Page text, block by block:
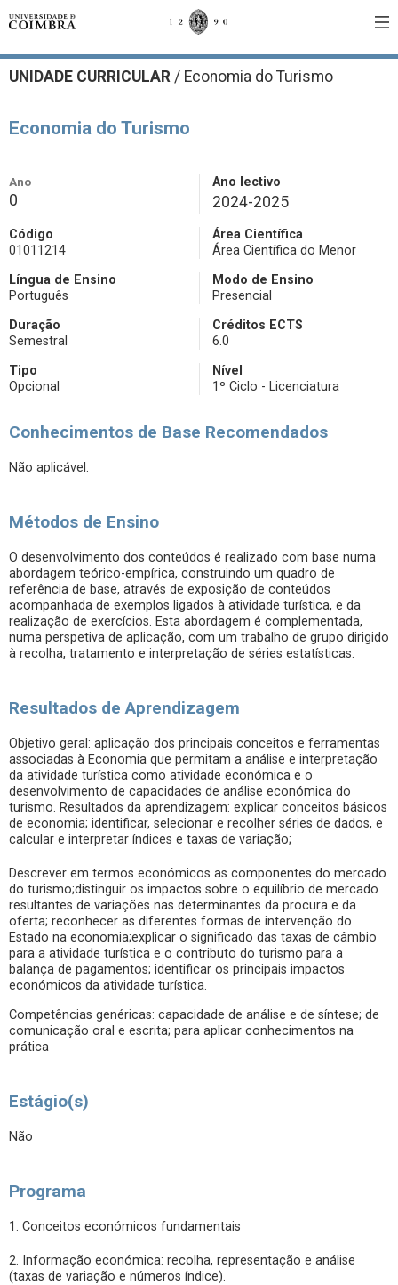
UNIDADE CURRICULAR / Economia do Turismo
Economia do Turismo
Ano
0
Ano lectivo
2024-2025
Código
01011214
Área Científica
Área Científica do Menor
Língua de Ensino
Português
Modo de Ensino
Presencial
Duração
Semestral
Créditos ECTS
6.0
Tipo
Opcional
Nível
1º Ciclo - Licenciatura
Conhecimentos de Base Recomendados
Não aplicável.
Métodos de Ensino
O desenvolvimento dos conteúdos é realizado com base numa
abordagem teórico-empírica, construindo um quadro de
referência de base, através de exposição de conteúdos
acompanhada de exemplos ligados à atividade turística, e da
realização de exercícios. Esta abordagem é complementada,
numa perspetiva de aplicação, com um trabalho de grupo dirigido
à recolha, tratamento e interpretação de séries estatísticas.
Resultados de Aprendizagem
Objetivo geral: aplicação dos principais conceitos e ferramentas
associadas à Economia que permitam a análise e interpretação
da atividade turística como atividade económica e o
desenvolvimento de capacidades de análise económica do
turismo. Resultados da aprendizagem: explicar conceitos básicos
de economia; identificar, selecionar e recolher séries de dados, e
calcular e interpretar índices e taxas de variação;
Descrever em termos económicos as componentes do mercado
do turismo;distinguir os impactos sobre o equilíbrio de mercado
resultantes de variações nas determinantes da procura e da
oferta; reconhecer as diferentes formas de intervenção do
Estado na economia;explicar o significado das taxas de câmbio
para a atividade turística e o contributo do turismo para a
balança de pagamentos; identificar os principais impactos
económicos da atividade turística.
Competências genéricas: capacidade de análise e de síntese; de
comunicação oral e escrita; para aplicar conhecimentos na
prática
Estágio(s)
Não
Programa
1. Conceitos económicos fundamentais
2. Informação económica: recolha, representação e análise
(taxas de variação e números índice).